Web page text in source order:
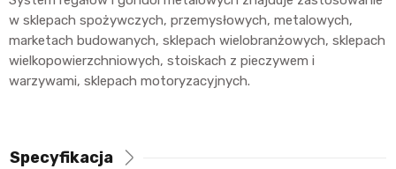
w sklepach spożywczych, przemysłowych, metalowych,
marketach budowanych, sklepach wielobranżowych, sklepach
wielkopowierzchniowych, stoiskach z pieczywem i
warzywami, sklepach motoryzacyjnych.
Specyfikacja